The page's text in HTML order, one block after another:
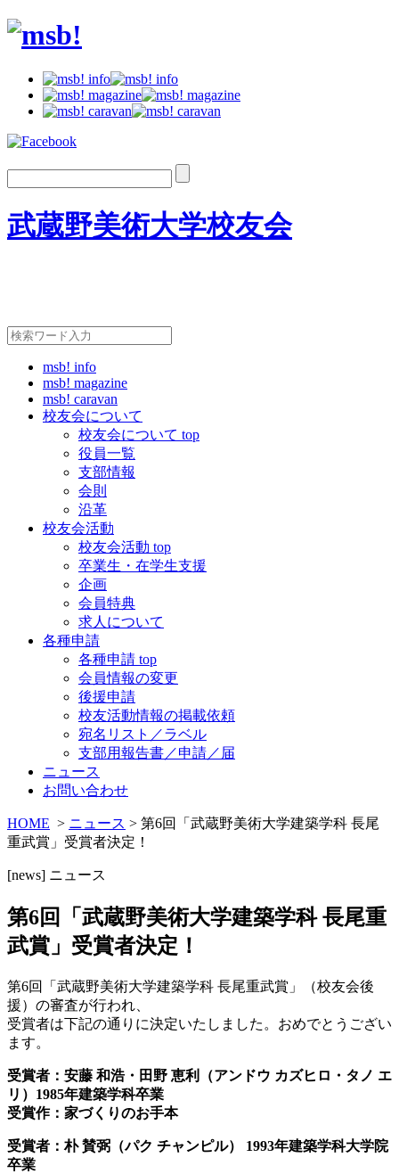
武蔵野美術大学校友会
msb! info
msb! magazine
msb! caravan
校友会について
校友会について top
役員一覧
支部情報
会則
沿革
校友会活動
校友会活動 top
卒業生・在学生支援
企画
会員特典
求人について
各種申請
各種申請 top
会員情報の変更
後援申請
校友活動情報の掲載依頼
宛名リスト／ラベル
支部用報告書／申請／届
ニュース
お問い合わせ
HOME > ニュース > 第6回「武蔵野美術大学建築学科 長尾
重武賞」受賞者決定！
[news] ニュース
第6回「武蔵野美術大学建築学科 長尾重
武賞」受賞者決定！
第6回「武蔵野美術大学建築学科 長尾重武賞」（校友会後
援）の審査が行われ、
受賞者は下記の通りに決定いたしました。おめでとうござい
ます。
受賞者： 安藤 和浩・田野 恵利（アンドウ カズヒロ・タノ エ
リ） 1985年建築学科卒業
受賞作：家づくりのお手本
受賞者：朴 賛弼（パク チャンピル） 1993年建築学科大学院
卒業